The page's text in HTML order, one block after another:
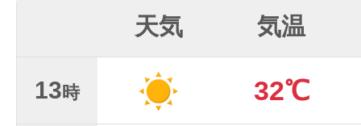
天気 気温
13時 32℃